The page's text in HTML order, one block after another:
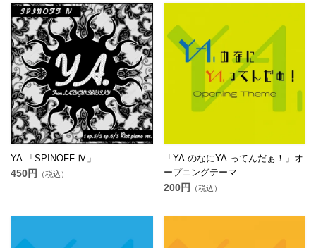
YA.「SPINOFF Ⅳ」
450円 （税込）
「YA.のなにYA.ってんだぁ！」オ
ープニングテーマ
200円 （税込）